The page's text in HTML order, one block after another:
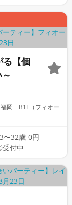
る【個
福岡 B1F（フィオー
〜32歳 0円
付中